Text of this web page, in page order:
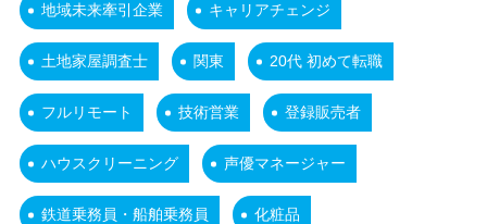
地域未来牽引企業 キャリアチェンジ
土地家屋調査士 関東 20代 初めて転職
フルリモート 技術営業 登録販売者
ハウスクリーニング 声優マネージャー
鉄道乗務員・船舶乗務員 化粧品